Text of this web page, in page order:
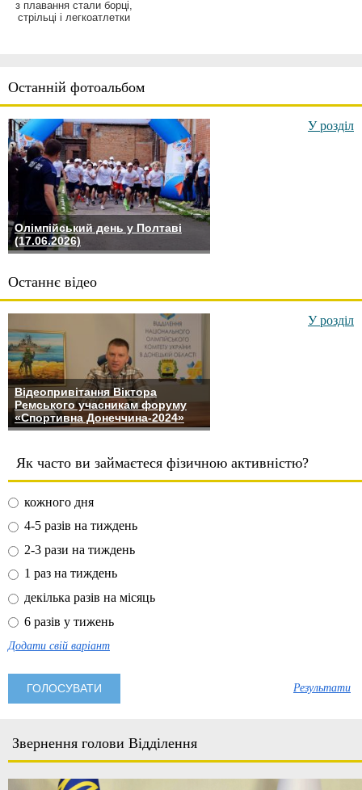
Останній фотоальбом
Олімпійський день у Полтаві
(17.06.2026)
У розділ
Останнє відео
Відеопривітання Віктора
Ремського учасникам форуму
«Спортивна Донеччина-2024»
У розділ
Як часто ви займаєтеся фізичною активністю?
кожного дня
4-5 разів на тиждень
2-3 рази на тиждень
1 раз на тиждень
декілька разів на місяць
6 разів у тижень
Додати свій варіант
Результати
Звернення голови Відділення
з плавання стали борці,
стрільці і легкоатлетки